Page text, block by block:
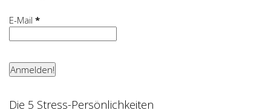
E-Mail *
Die 5 Stress-Persönlichkeiten